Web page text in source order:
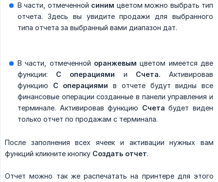
В части, отмеченной синим цветом можно выбрать тип
отчета. Здесь вы увидите продажи для выбранного
типа отчета за выбранный вами диапазон дат.
В части, отмеченной оранжевым цветом имеется две
функции: С операциями и Счета. Активировав
функцию С операциями в отчете будут видны все
финансовые операции созданные в панели управления и
терминале. Активировав функцию Счета будет виден
только отчет по продажам с терминала.
После заполнения всех ячеек и активации нужных вам
функций кликните кнопку Создать отчет.
Отчет можно так же распечатать на принтере для этого